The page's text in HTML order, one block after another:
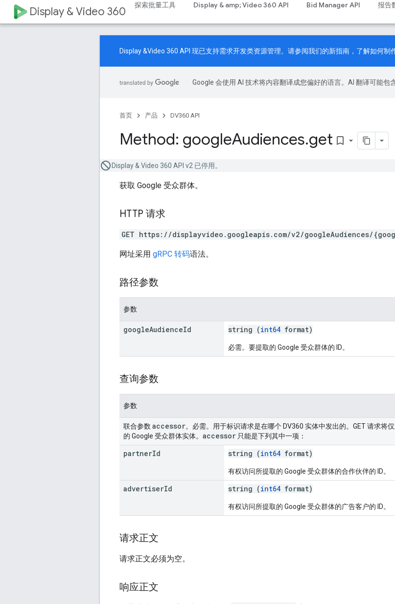
Display & Video 360 探索批量工具 Display & amp; Video 360 API Bid Manager API 报告
Display &Video 360 API 现已支持需求开发类资源管理。请参阅我们的新指南 ，了解如何制
Google 会使用 AI 技术将内容翻译成您偏好的语言。AI 翻译可能包
首页 产品 DV360 API
Method: googleAudiences.get bookmark_border
Display & Video 360 API v2 已停用。
获取 Google 受众群体。
HTTP 请求
GET https://displayvideo.googleapis.com/v2/googleAudiences/
网址采用 gRPC 转码语法。
路径参数
参数
googleAudienceId string (int64 format)
必需。要提取的 Google 受众群体的 ID。
查询参数
参数
联合参数 accessor。必需。用于标识请求是在哪个 DV360 实体中发出的。GET 请求将
的 Google 受众群体实体。 accessor 只能是下列其中一项：
partnerId string (int64 format)
有权访问所提取的 Google 受众群体的合作伙伴的 ID。
advertiserId string (int64 format)
有权访问所提取的 Google 受众群体的广告客户的 ID。
请求正文
请求正文必须为空。
响应正文